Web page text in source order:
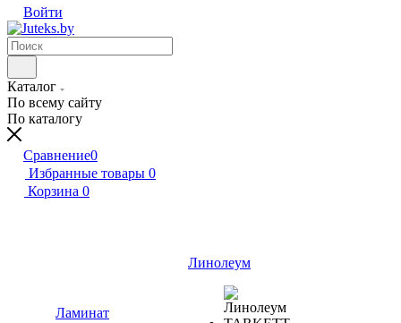
Войти
Каталог
По всему сайту
По каталогу
Сравнение0
Избранные товары 0
Корзина 0
Ламинат
Линолеум